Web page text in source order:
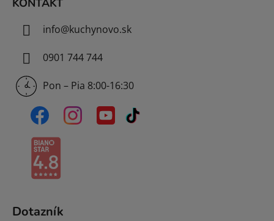
KONTAKT
info@kuchynovo.sk
0901 744 744
Pon – Pia 8:00-16:30
Dotazník